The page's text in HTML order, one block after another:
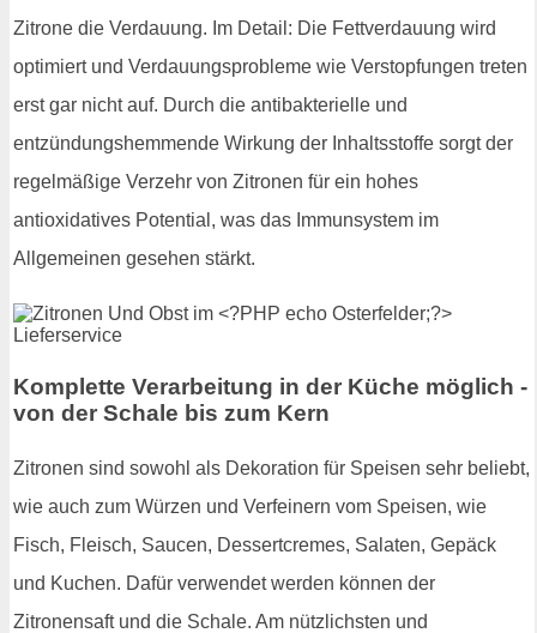
Zitrone die Verdauung. Im Detail: Die Fettverdauung wird
optimiert und Verdauungsprobleme wie Verstopfungen treten
erst gar nicht auf. Durch die antibakterielle und
entzündungshemmende Wirkung der Inhaltsstoffe sorgt der
regelmäßige Verzehr von Zitronen für ein hohes
antioxidatives Potential, was das Immunsystem im
Allgemeinen gesehen stärkt.
Komplette Verarbeitung in der Küche möglich -
von der Schale bis zum Kern
Zitronen sind sowohl als Dekoration für Speisen sehr beliebt,
wie auch zum Würzen und Verfeinern vom Speisen, wie
Fisch, Fleisch, Saucen, Dessertcremes, Salaten, Gepäck
und Kuchen. Dafür verwendet werden können der
Zitronensaft und die Schale. Am nützlichsten und